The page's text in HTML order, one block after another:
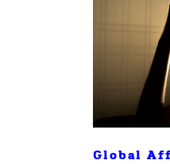
Global